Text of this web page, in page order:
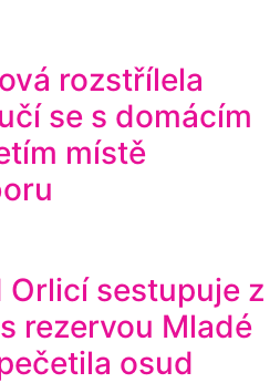
rozstřílela
se s domácím
místě
sestupuje z
rezervou Mladé
osud